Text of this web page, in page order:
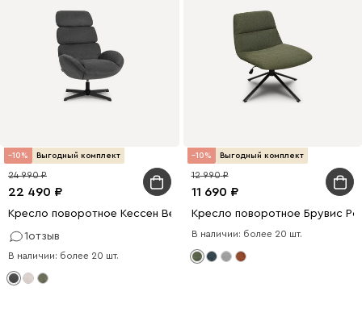
10 Выгодный комплект
22 490
24 990
Кресло поворотное Кессен Велюр Графитовый
1отзыв
В наличии: более 20 шт.
10 Выгодный комплект
11 690
12 990
Кресло поворотное Брувис
В наличии: более 20 шт.